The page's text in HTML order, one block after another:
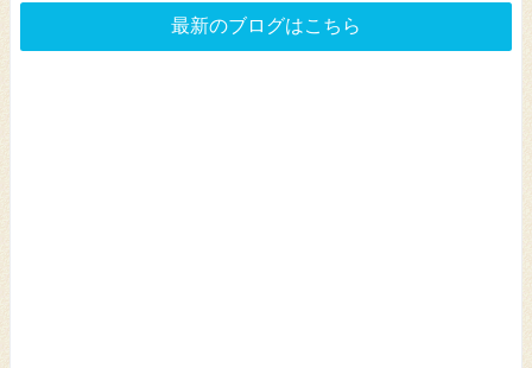
最新のブログはこちら